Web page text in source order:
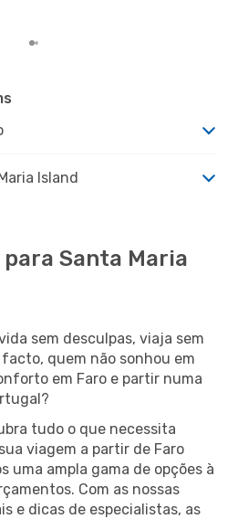
Island
Santa Maria
sem desculpas, viaja sem
quem não sonhou em
em Faro e partir numa
tudo o que necessita
viagem a partir de Faro
uma ampla gama de opções à
Com as nossas
e dicas de especialistas, as